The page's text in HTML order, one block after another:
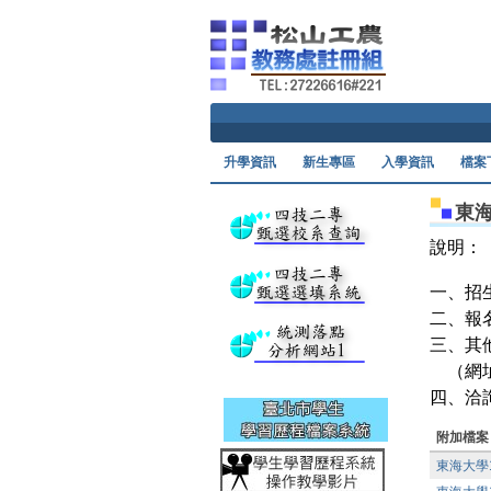
升學資訊 新生專區 入學資訊 檔案
東
說明：
一、招
二、報
三、其
（網
四、洽
附加檔案
東海大